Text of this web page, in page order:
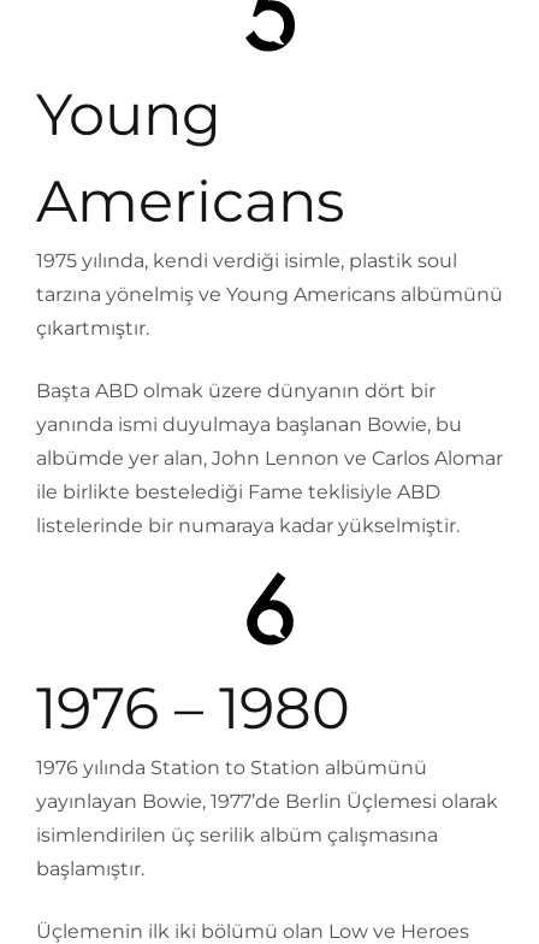
Young
Americans
1975 yılında, kendi verdiği isimle, plastik soul
tarzına yönelmiş ve Young Americans albümünü
çıkartmıştır.
Başta ABD olmak üzere dünyanın dört bir
yanında ismi duyulmaya başlanan Bowie, bu
albümde yer alan, John Lennon ve Carlos Alomar
ile birlikte bestelediği Fame teklisiyle ABD
listelerinde bir numaraya kadar yükselmiştir.
1976 – 1980
1976 yılında Station to Station albümünü
yayınlayan Bowie, 1977’de Berlin Üçlemesi olarak
isimlendirilen üç serilik albüm çalışmasına
başlamıştır.
Üçlemenin ilk iki bölümü olan Low ve Heroes